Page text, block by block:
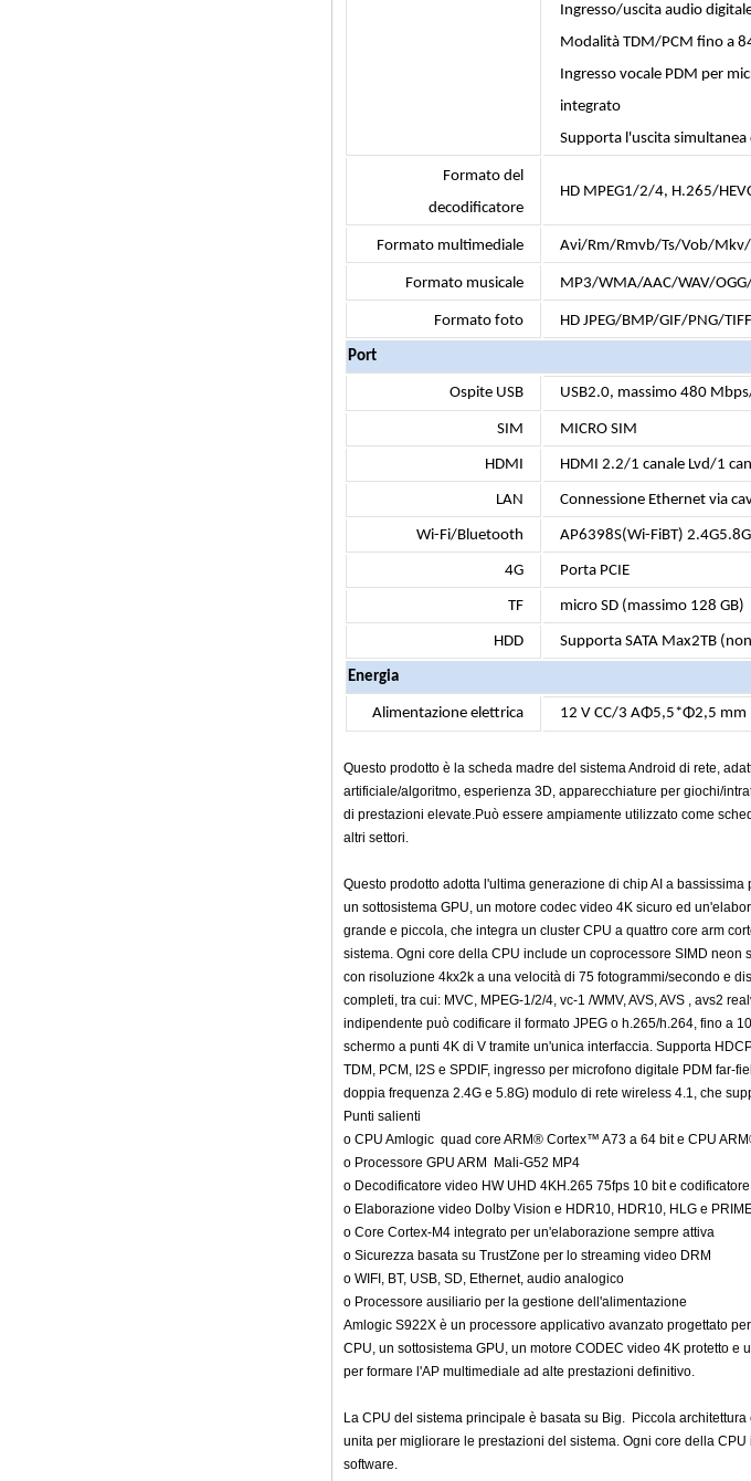
Ingresso/uscita audio
Modalità TDM/PCM fino a
Ingresso vocale PDM per
integrato
Supporta l'uscita simultanea
Formato del
decodificatore
HD MPEG1/2/4, H.265/
Formato multimediale Avi/Rm/Rmvb/Ts/Vob/
Formato musicale MP3/WMA/AAC/WAV/
Formato foto HD JPEG/BMP/GIF/PNG/TIFF
Port
Ospite USB USB2.0, massimo 480
SIM MICRO SIM
HDMI HDMI 2.2/1 canale Lvd/1
LAN Connessione Ethernet via
Wi-Fi/Bluetooth AP6398S(Wi-FiBT) 2.4G5.8G
4G Porta PCIE
TF micro SD (massimo 128 GB)
HDD Supporta SATA Max2TB
Energia
Alimentazione elettrica 12 V CC/3 AΦ5,5*Φ2,5 mm
Questo prodotto è la scheda madre del sistema Android di rete,
artificiale/algoritmo, esperienza 3D, apparecchiature per giochi/
di prestazioni elevate.Può essere ampiamente utilizzato come
altri settori.
Questo prodotto adotta l'ultima generazione di chip AI a
un sottosistema GPU, un motore codec video 4K sicuro ed
grande e piccola, che integra un cluster CPU a quattro core arm
sistema. Ogni core della CPU include un coprocessore SIMD
con risoluzione 4kx2k a una velocità di 75 fotogrammi/secondo e
completi, tra cui: MVC, MPEG-1/2/4, vc-1 /WMV, AVS, AVS , avs2
indipendente può codificare il formato JPEG o h.265/h.264, fino a
schermo a punti 4K di V tramite un'unica interfaccia. Supporta
TDM, PCM, I2S e SPDIF, ingresso per microfono digitale PDM far-
doppia frequenza 2.4G e 5.8G) modulo di rete wireless 4.1, che
Punti salienti
o CPU Amlogic quad core ARM® Cortex™ A73 a 64 bit e CPU
o Processore GPU ARM Mali-G52 MP4
o Decodificatore video HW UHD 4KH.265 75fps 10 bit e
o Elaborazione video Dolby Vision e HDR10, HDR10, HLG e
o Core Cortex-M4 integrato per un'elaborazione sempre attiva
o Sicurezza basata su TrustZone per lo streaming video DRM
o WIFI, BT, USB, SD, Ethernet, audio analogico
o Processore ausiliario per la gestione dell'alimentazione
Amlogic S922X è un processore applicativo avanzato progettato
CPU, un sottosistema GPU, un motore CODEC video 4K protetto
per formare l'AP multimediale ad alte prestazioni definitivo.
La CPU del sistema principale è basata su Big. Piccola
unita per migliorare le prestazioni del sistema. Ogni core della
software.